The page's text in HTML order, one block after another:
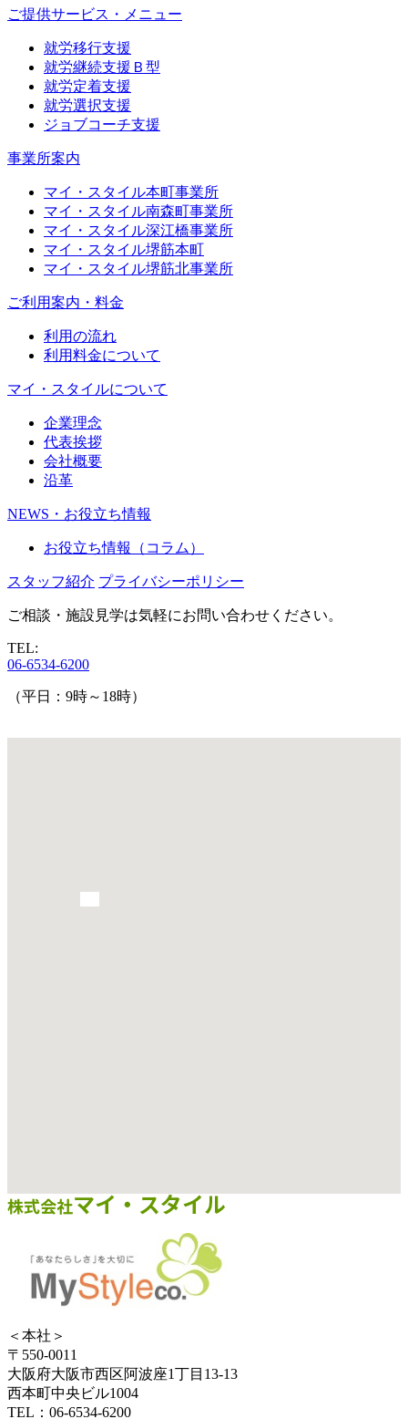
ご提供サービス・メニュー
就労移行支援
就労継続支援Ｂ型
就労定着支援
就労選択支援
ジョブコーチ支援
事業所案内
マイ・スタイル本町事業所
マイ・スタイル南森町事業所
マイ・スタイル深江橋事業所
マイ・スタイル堺筋本町
マイ・スタイル堺筋北事業所
ご利用案内・料金
利用の流れ
利用料金について
マイ・スタイルについて
企業理念
代表挨拶
会社概要
沿革
NEWS・お役立ち情報
お役立ち情報（コラム）
スタッフ紹介 プライバシーポリシー
ご相談・施設見学は気軽にお問い合わせください。
TEL:
06-6534-6200
（平日：9時～18時）
＜本社＞
〒550-0011
大阪府大阪市西区阿波座1丁目13-13
西本町中央ビル1004
TEL：06-6534-6200